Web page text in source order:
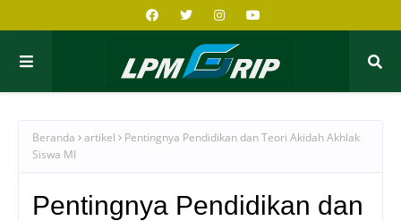
Beranda artikel
Pentingnya Pendidikan dan Teori Akidah Akhlak
Siswa MI
Pentingnya Pendidikan dan